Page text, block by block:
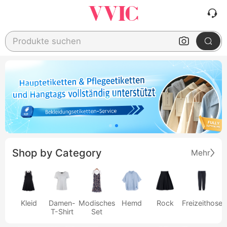
Produkte suchen
Shop by Category Mehr
Kleid
Damen-
T-Shirt
Modisches
Set
Hemd Rock Freizeithose